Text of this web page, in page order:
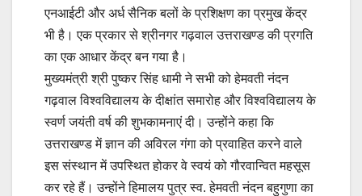
एनआईटी और अर्ध सैनिक बलों के प्रशिक्षण का प्रमुख केंद्र
भी है। एक प्रकार से श्रीनगर गढ़वाल उत्तराखण्ड की प्रगति
का एक आधार केंद्र बन गया है।
मुख्यमंत्री श्री पुष्कर सिंह धामी ने सभी को हेमवती नंदन
गढ़वाल विश्वविद्यालय के दीक्षांत समारोह और विश्वविद्यालय के
स्वर्ण जयंती वर्ष की शुभकामनाएं दी। उन्होंने कहा कि
उत्तराखण्ड में ज्ञान की अविरल गंगा को प्रवाहित करने वाले
इस संस्थान में उपस्थित होकर वे स्वयं को गौरवान्वित महसूस
कर रहे हैं। उन्होंने हिमालय पुत्र स्व. हेमवती नंदन बहुगुणा का